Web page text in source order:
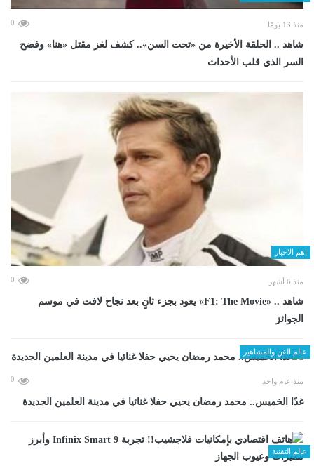
منذ 13 يومًا 0
شاهد .. الحلقة الأخيرة من «تحت السن».. كشف لغز مقتل «هنا» وفضح
السر الذي قلب الأحداث
اهم الاخبار
منذ 6 أشهر 0
شاهد .. «F1: The Movie» يعود بجزء ثانٍ بعد نجاح لافت في موسم
الجوائز
عالم الفن والمشاهير
منذ عام واحد 0
غدًا الخميس.. محمد رمضان يحيي حفلا غنائيا في مدينة العلمين الجديدة
عالم التقنية